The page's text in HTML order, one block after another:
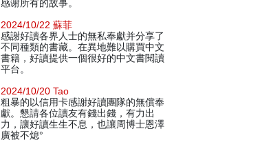
感谢所有的故事。
2024/10/22 蘇菲
感謝好讀各界人士的無私奉獻并分享了
不同種類的書藏。在異地難以購買中文
書籍，好讀提供一個很好的中文書閱讀
平台。
2024/10/20 Tao
粗暴的以信用卡感謝好讀團隊的無償奉
獻。懇請各位讀友有錢出錢，有力出
力，讓好讀生生不息，也讓周博士恩澤
廣被不熄°